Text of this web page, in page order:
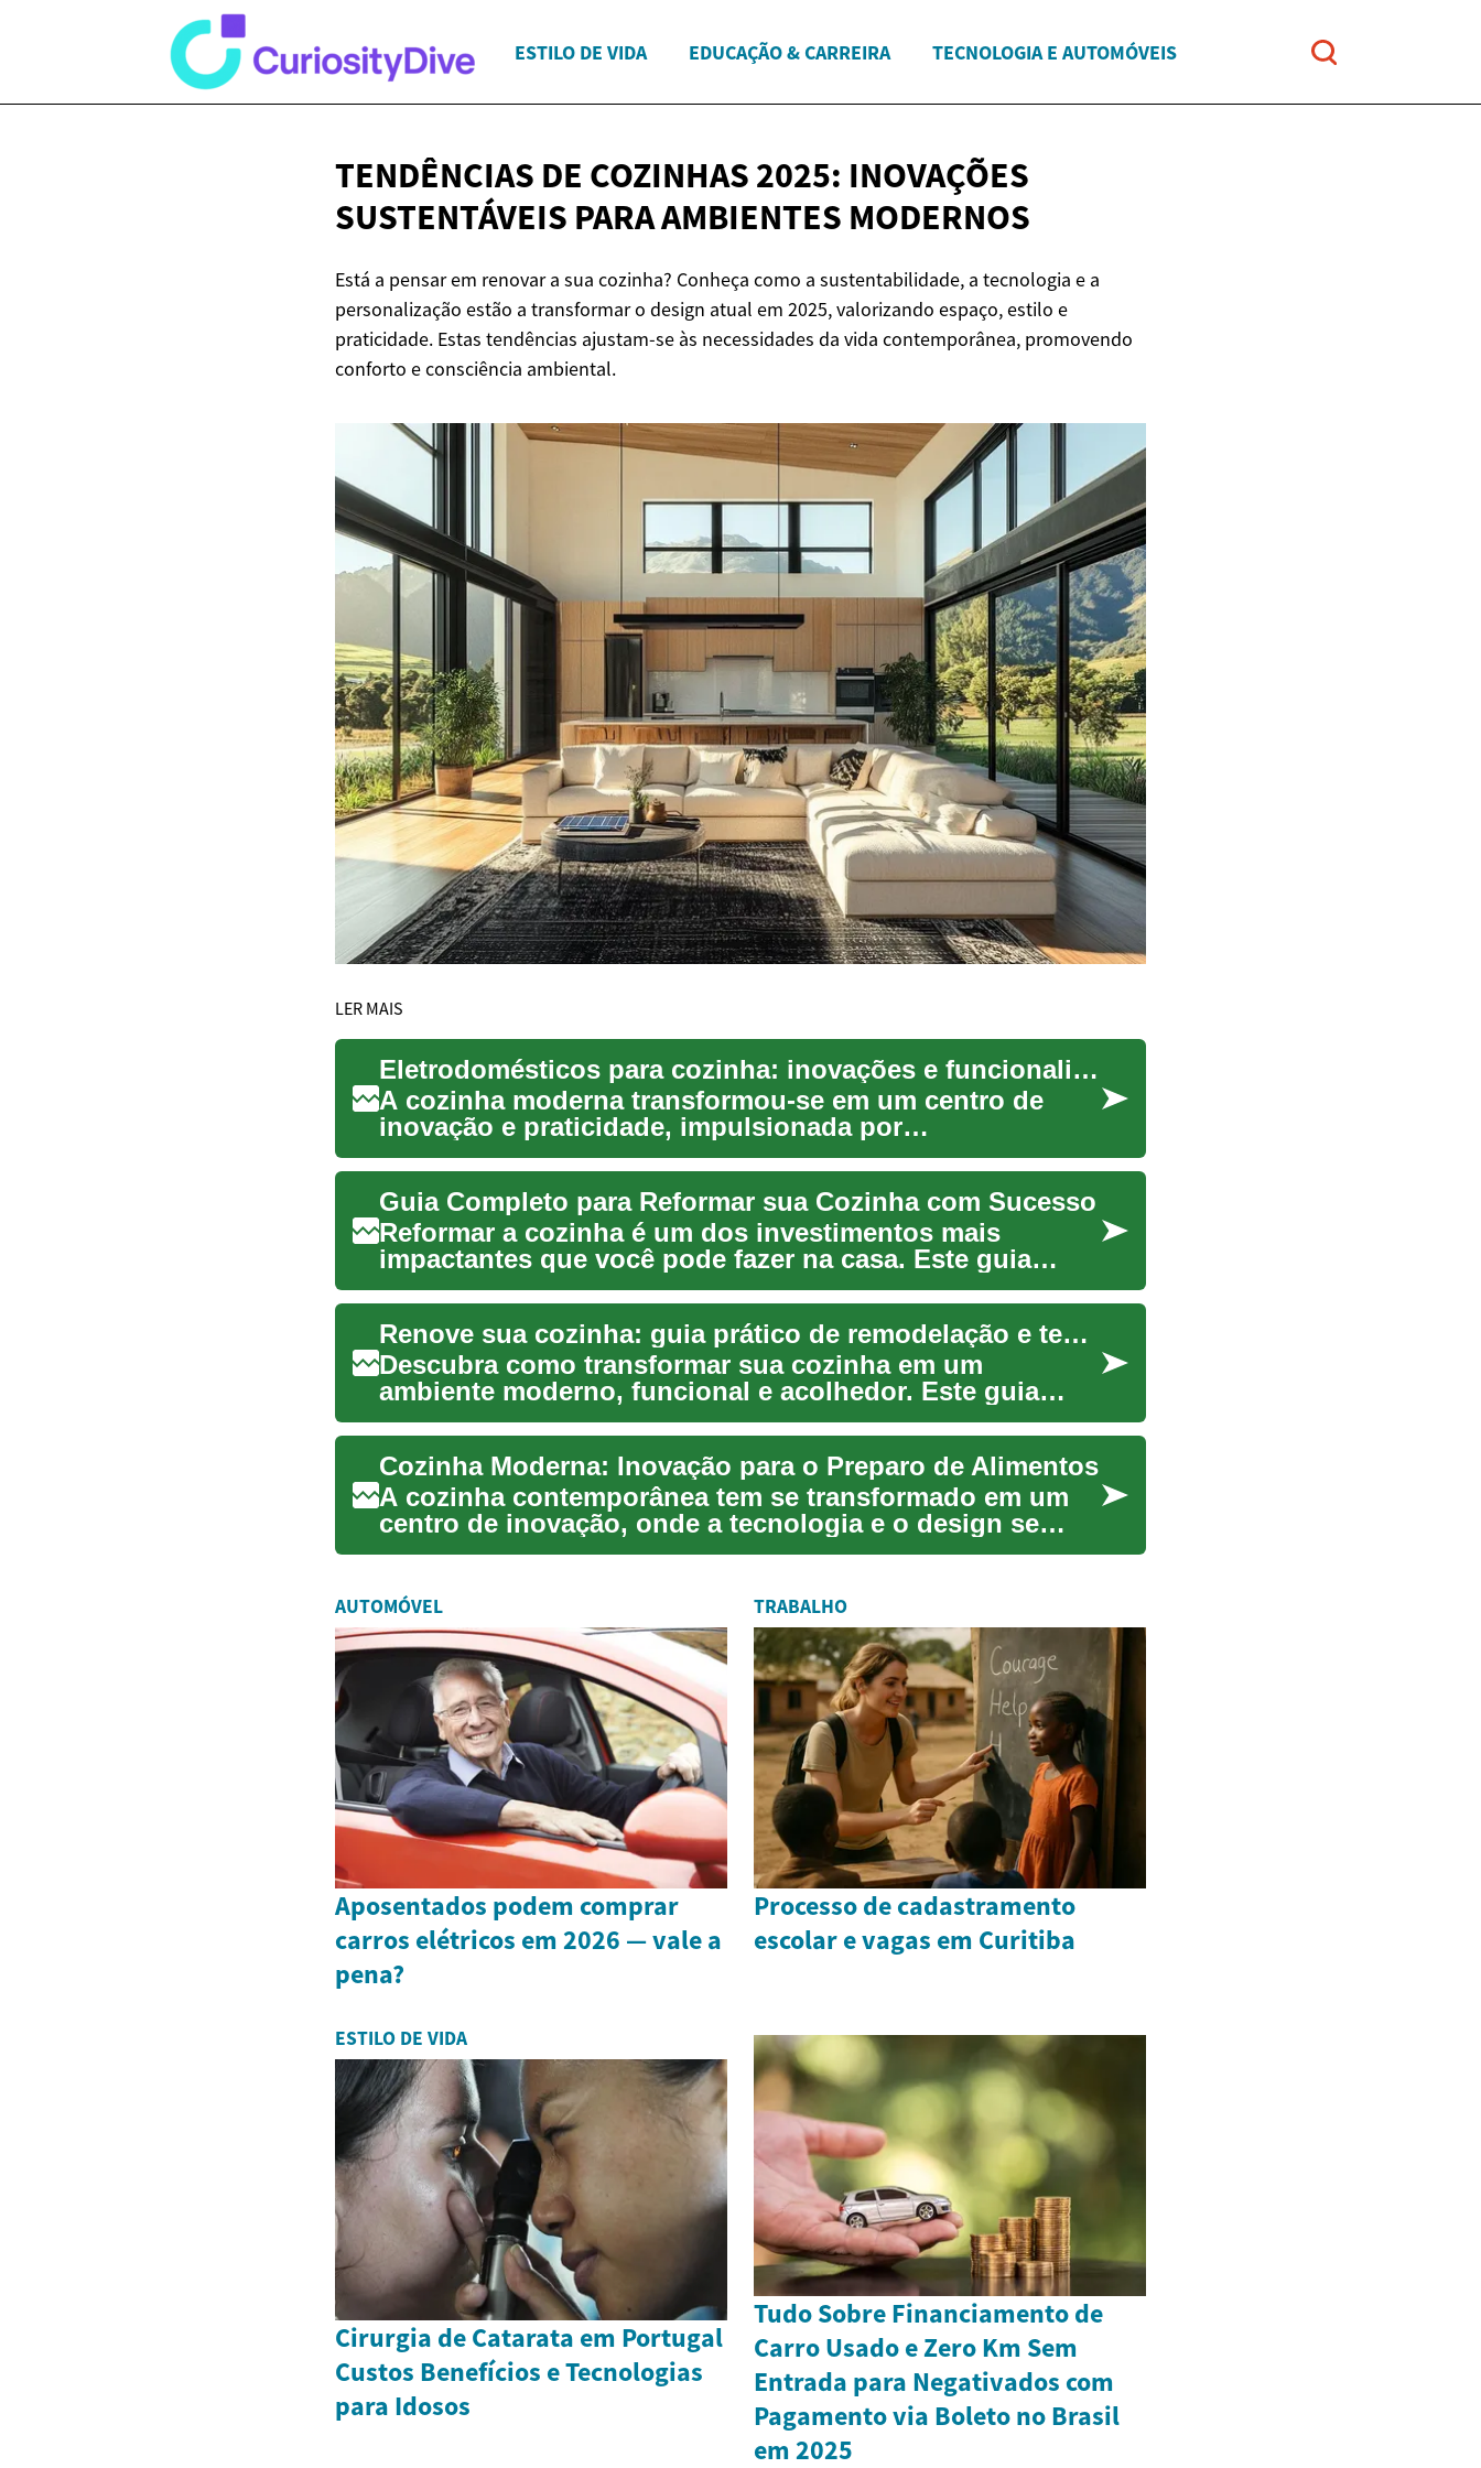
ESTILO DE VIDA EDUCAÇÃO & CARREIRA TECNOLOGIA E AUTOMÓVEIS
TENDÊNCIAS DE COZINHAS 2025: INOVAÇÕES
SUSTENTÁVEIS PARAAMBIENTES MODERNOS
Está a pensar em renovar a sua cozinha? Conheça como a sustentabilidade, a tecnologia e a
personalização estão a transformar o design atual em 2025, valorizando espaço, estilo e
praticidade. Estas tendências ajustam-se às necessidades da vida contemporânea, promovendo
conforto e consciência ambiental.
LER MAIS
Eletrodomésticos para cozinha: inovações e funcionalidade
A cozinha moderna transformou-se em um centro de
inovação e praticidade, impulsionada por
eletrodomésticos que combin...
Guia Completo para Reformar sua Cozinha com Sucesso
Reformar a cozinha é um dos investimentos mais
impactantes que você pode fazer na casa. Este guia
mostra como planeja...
Renove sua cozinha: guia prático de remodelação e tendências
Descubra como transformar sua cozinha em um
ambiente moderno, funcional e acolhedor. Este guia
aborda tendências em c...
Cozinha Moderna: Inovação para o Preparo de Alimentos
A cozinha contemporânea tem se transformado em um
centro de inovação, onde a tecnologia e o design se
unem para otimi...
AUTOMÓVEL
Aposentados podem comprar
carros elétricos em 2026 — vale a
pena?
TRABALHO
Processo de cadastramento
escolar e vagas em Curitiba
ESTILO DE VIDA
Cirurgia de Catarata em Portugal
Custos Benefícios e Tecnologias
para Idosos
Tudo Sobre Financiamento de
Carro Usado e Zero Km Sem
Entrada para Negativados com
Pagamento via Boleto no Brasil
em 2025